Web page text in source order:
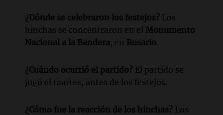
¿Dónde se celebraron los festejos? Los
hinchas se concentraron en el Monumento
Nacional a la Bandera, en Rosario.
¿Cuándo ocurrió el partido? El partido se
jugó el martes, antes de los festejos.
¿Cómo fue la reacción de los hinchas? Los